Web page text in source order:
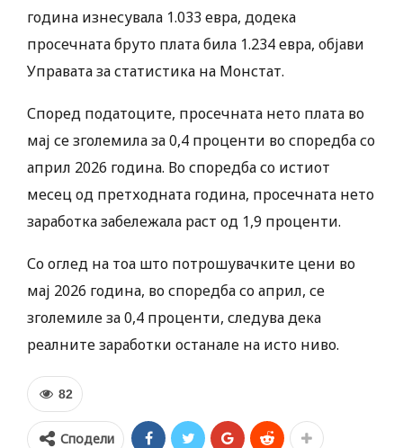
година изнесувала 1.033 евра, додека
просечната бруто плата била 1.234 евра, објави
Управата за статистика на Монстат.
Според податоците, просечната нето плата во
мај се зголемила за 0,4 проценти во споредба со
април 2026 година. Во споредба со истиот
месец од претходната година, просечната нето
заработка забележала раст од 1,9 проценти.
Со оглед на тоа што потрошувачките цени во
мај 2026 година, во споредба со април, се
зголемиле за 0,4 проценти, следува дека
реалните заработки останале на исто ниво.
82
Сподели